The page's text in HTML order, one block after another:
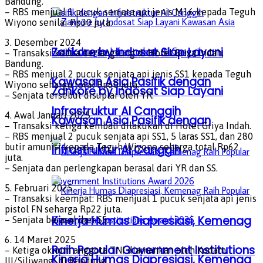
Zankore by Indosat Siap Layani
Kawasan Asia Pasifik dengan
Infrastruktur AI Canggih
Kinerja Humas Diapresiasi, Kemenag
Raih Popular Government Institutions
Zankore by Indosat Siap Layani
Kawasan Asia Pasifik dengan
Infrastruktur AI Canggih
Kinerja Humas Diapresiasi, Kemenag
– RBS menjual 1 pucuk senjata api jenis M16 kepada Teguh
Wiyono senilai Rp30 juta.
3. Desember 2024
– Transaksi kedua berlangsung di Hotel Griya Indah,
Bandung.
– RBS menjual 2 pucuk senjata api jenis SS1 kepada Teguh
Wiyono seharga total Rp60 juta.
– Senjata tersebut disuplai oleh YR.
4. Awal Januari 2025
– Transaksi ketiga kembali dilakukan di Hotel Griya Indah.
– RBS menjual 2 pucuk senjata api SS1, 5 laras SS1, dan 280
butir amunisi kepada Teguh Wiyono seharga total Rp62
juta.
– Senjata dan perlengkapan berasal dari YR dan SS.
5. Februari 2025
– Transaksi keempat: RBS menjual 1 pucuk senjata api jenis
pistol FN seharga Rp22 juta.
– Senjata berasal dari SS.
6. 14 Maret 2025
– Ketiga oknum anggota TNI diamankan oleh Kodam
III/Siliwangi di Bandung.